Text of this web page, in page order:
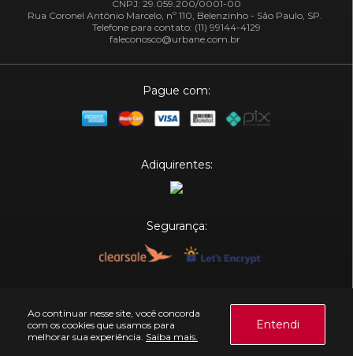
Ao continuar nesse site, você concorda
com os cookies que usamos para
melhorar sua experiência. Saiba mais.
Entendi
CNPJ: 29.059.200/0001-00
Rua Coronel Antônio Marcelo, nº 110, Belenzinho - São Paulo, SP.
Telefone para contato: (11) 99144-4129
faleconosco@urbane.com.br
Pague com:
Adiquirentes:
Segurança: